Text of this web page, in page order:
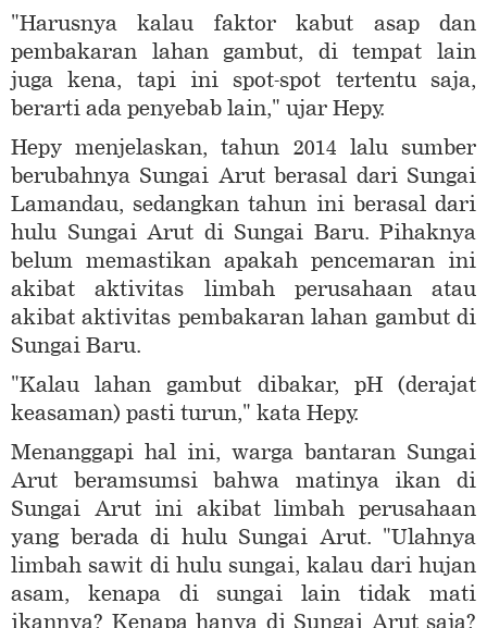
"Harusnya kalau faktor kabut asap dan
pembakaran lahan gambut, di tempat lain
juga kena, tapi ini spot-spot tertentu saja,
berarti ada penyebab lain," ujar Hepy.
Hepy menjelaskan, tahun 2014 lalu sumber
berubahnya Sungai Arut berasal dari Sungai
Lamandau, sedangkan tahun ini berasal dari
hulu Sungai Arut di Sungai Baru. Pihaknya
belum memastikan apakah pencemaran ini
akibat aktivitas limbah perusahaan atau
akibat aktivitas pembakaran lahan gambut di
Sungai Baru.
"Kalau lahan gambut dibakar, pH (derajat
keasaman) pasti turun," kata Hepy.
Menanggapi hal ini, warga bantaran Sungai
Arut beramsumsi bahwa matinya ikan di
Sungai Arut ini akibat limbah perusahaan
yang berada di hulu Sungai Arut. "Ulahnya
limbah sawit di hulu sungai, kalau dari hujan
asam, kenapa di sungai lain tidak mati
ikannya? Kenapa hanya di Sungai Arut saja?